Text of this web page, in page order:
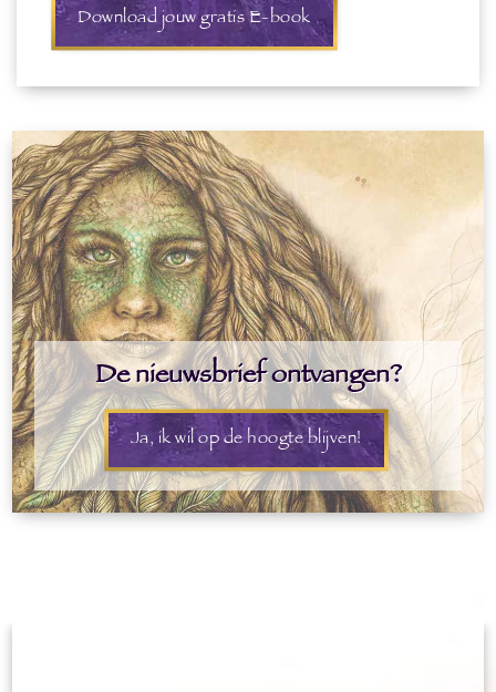
Download jouw gratis E-book
De nieuwsbrief ontvangen?
Ja, ik wil op de hoogte blijven!